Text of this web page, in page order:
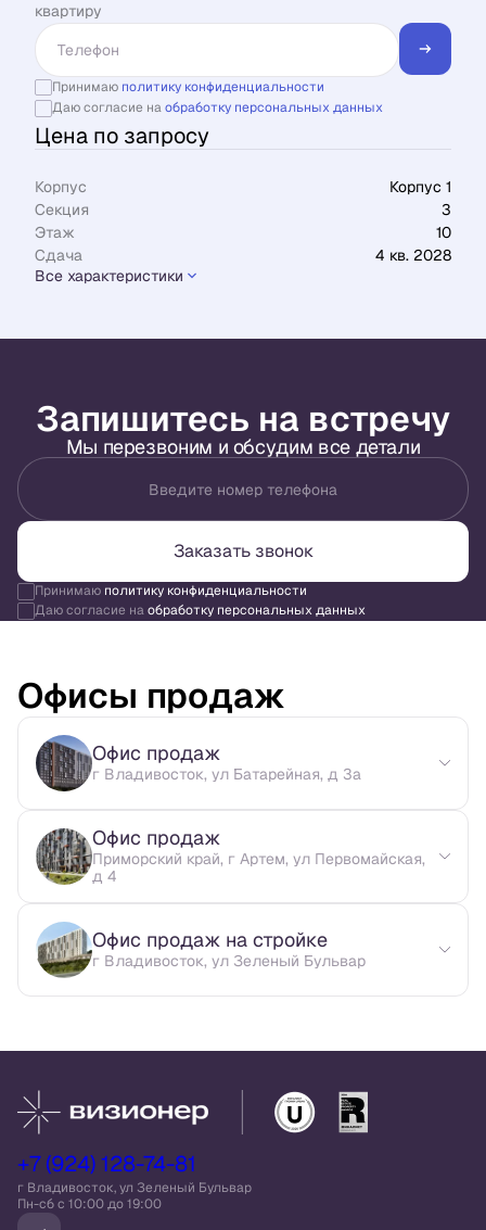
квартиру
Принимаю политику конфиденциальности
Даю согласие наобработку персональных данных
Цена по запросу
Корпус
Корпус 1
Секция
3
Этаж
10
Сдача
4 кв. 2028
Все характеристики
Запишитесь на встречу
Мы перезвоним и обсудим все детали
Введите номер телефона
Заказать звонок
Принимаю политику конфиденциальности
Даю согласие наобработку персональных данных
Офисы продаж
Офис продаж
г Владивосток, ул Батарейная, д 3а
Офис продаж
Приморский край, г Артем, ул Первомайская,
д 4
Офис продаж на стройке
г Владивосток, ул Зеленый Бульвар
+7 (924) 128-74-81
г Владивосток, ул Зеленый Бульвар
Пн-сб c 10:00 до 19:00